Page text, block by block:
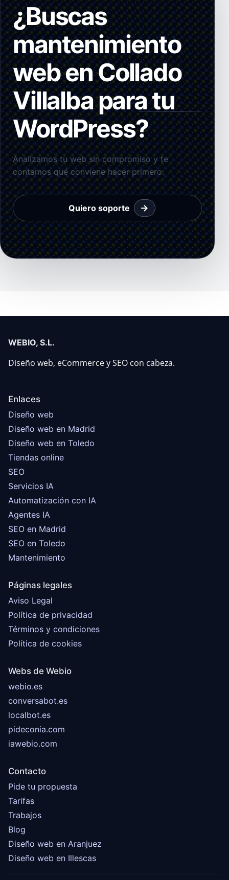
¿Buscas
mantenimiento
web en Collado
Villalba para tu
WordPress?
Analizamos tu web sin compromiso y te
contamos qué conviene hacer primero.
Quiero soporte →
WEBIO, S.L.
Diseño web, eCommerce y SEO con cabeza.
Enlaces
Diseño web
Diseño web en Madrid
Diseño web en Toledo
Tiendas online
SEO
Servicios IA
Automatización con IA
Agentes IA
SEO en Madrid
SEO en Toledo
Mantenimiento
Páginas legales
Aviso Legal
Política de privacidad
Términos y condiciones
Política de cookies
Webs de Webio
webio.es
conversabot.es
localbot.es
pideconia.com
iawebio.com
Contacto
Pide tu propuesta
Tarifas
Trabajos
Blog
Diseño web en Aranjuez
Diseño web en Illescas